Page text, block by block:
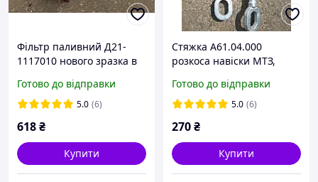
Фільтр паливний Д21-
1117010 нового зразка в
Т25, двигун Д21
Готово до відправки
5.0 (6)
618₴
Купити
Стяжка А61.04.000
розкоса навіски МТЗ,
Готово до відправки
5.0 (6)
270₴
Купити